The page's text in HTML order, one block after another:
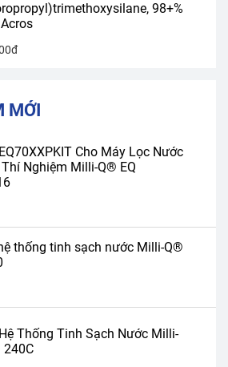
98+%
MỚI
Cho Máy Lọc Nước
Nghiệm Milli-Q® EQ
thống tinh sạch nước Milli-Q®
Thống Tinh Sạch Nước Milli-
240C